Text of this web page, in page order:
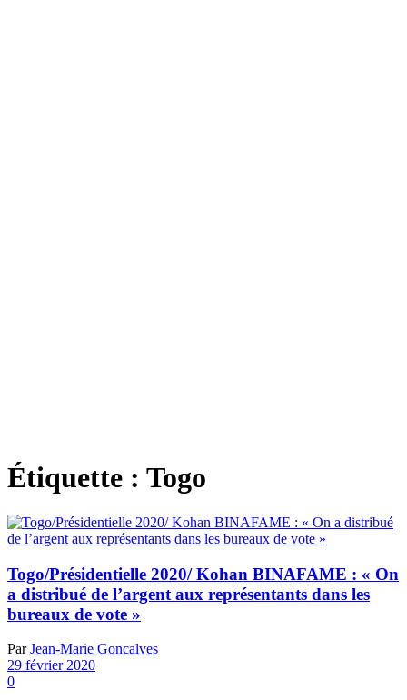
Étiquette : Togo
Togo/Présidentielle 2020/ Kohan BINAFAME : « On
a distribué de l’argent aux représentants dans les
bureaux de vote »
Par Jean-Marie Goncalves
29 février 2020
0